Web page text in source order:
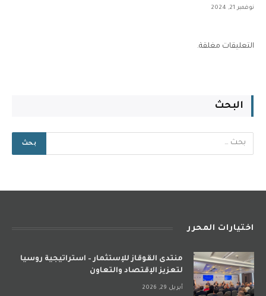
نوفمبر 21, 2024
التعليقات مغلقة.
البحث
اختيارات المحرر
منتدى القوقاز للإستثمار – استراتيجية روسيا
لتعزيز الإقتصاد والتعاون
أبريل 29, 2026